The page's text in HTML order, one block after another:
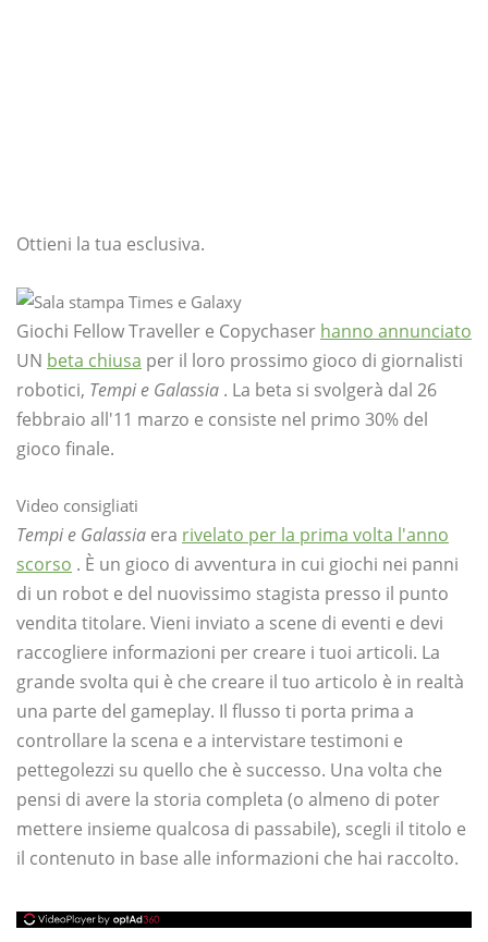
Ottieni la tua esclusiva.
Giochi Fellow Traveller e Copychaser hanno annunciato
UN beta chiusa per il loro prossimo gioco di giornalisti
robotici, Tempi e Galassia . La beta si svolgerà dal 26
febbraio all'11 marzo e consiste nel primo 30% del
gioco finale.
Video consigliati
Tempi e Galassia era rivelato per la prima volta l'anno
scorso . È un gioco di avventura in cui giochi nei panni
di un robot e del nuovissimo stagista presso il punto
vendita titolare. Vieni inviato a scene di eventi e devi
raccogliere informazioni per creare i tuoi articoli. La
grande svolta qui è che creare il tuo articolo è in realtà
una parte del gameplay. Il flusso ti porta prima a
controllare la scena e a intervistare testimoni e
pettegolezzi su quello che è successo. Una volta che
pensi di avere la storia completa (o almeno di poter
mettere insieme qualcosa di passabile), scegli il titolo e
il contenuto in base alle informazioni che hai raccolto.